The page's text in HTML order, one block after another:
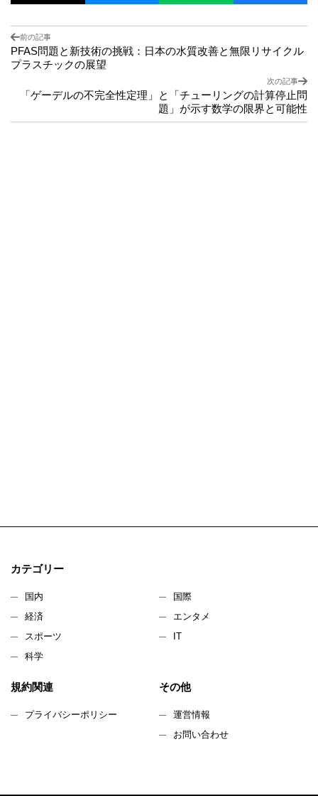
前の記事
PFAS問題と新技術の挑戦：日本の水質改善と無限リサイクル
プラスチックの展望
次の記事
「ゲーデルの不完全性定理」と「チューリングの計算停止問
題」が示す数学の限界と可能性
カテゴリー
国内
国際
経済
エンタメ
スポーツ
IT
科学
規約関連
プライバシーポリシー
その他
運営情報
お問い合わせ